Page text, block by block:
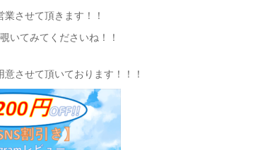
業させて頂きます！！
いてみてくださいね！！
させて頂いております！！！